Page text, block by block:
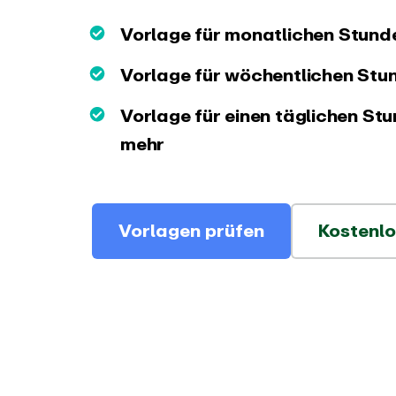
Verbinde EARLY mit deinen
Sieh dir
Vorlage für monatlichen
Vorlage für wöchentlichen
Vorlage für einen täglichen
mehr
Vorlagen prüfen